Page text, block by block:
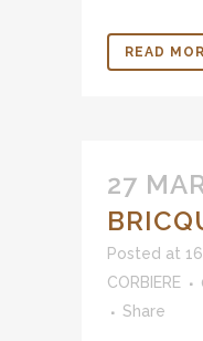
READ
27
Posted at
CORBIERE
Share